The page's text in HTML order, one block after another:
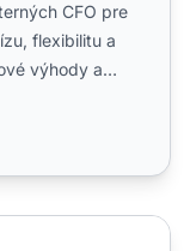
CFO pre
flexibilitu a
výhody a
v roku 2025